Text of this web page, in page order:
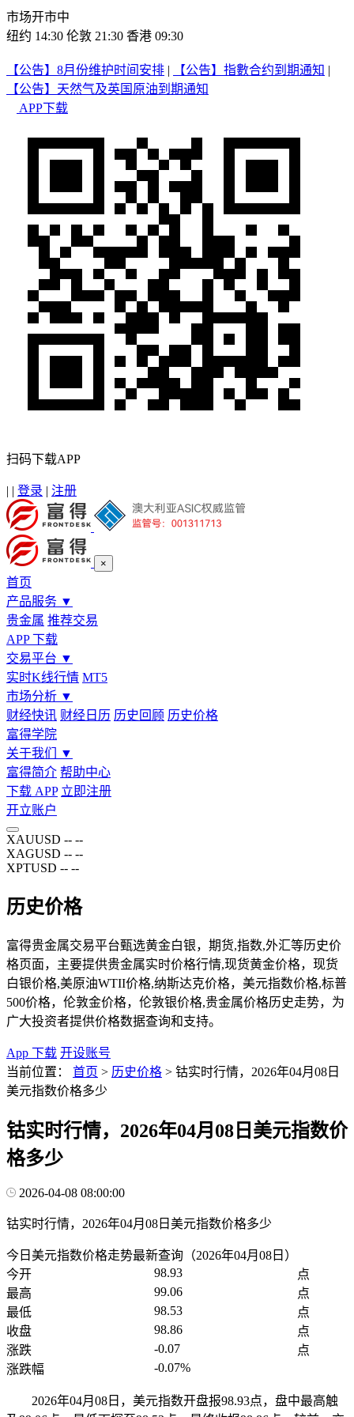
市场开市中
纽约 14:30 伦敦 21:30 香港 09:30
【公告】8月份维护时间安排 | 【公告】指數合约到期通知 |
【公告】天然气及英国原油到期通知
APP下载
扫码下载APP
| | 登录 | 注册
×
首页
产品服务 ▼
贵金属 推荐交易
APP 下载
交易平台 ▼
实时K线行情 MT5
市场分析 ▼
财经快讯 财经日历 历史回顾 历史价格
富得学院
关于我们
▼
富得简介 帮助中心
下载 APP 立即注册
开立账户
XAUUSD -- --
XAGUSD -- --
XPTUSD -- --
历史价格
富得贵金属交易平台甄选黄金白银，期货,指数,外汇等历史价
格页面，主要提供贵金属实时价格行情,现货黄金价格，现货
白银价格,美原油WTII价格,纳斯达克价格，美元指数价格,标普
500价格，伦敦金价格，伦敦银价格,贵金属价格历史走势，为
广大投资者提供价格数据查询和支持。
App 下载 开设账号
当前位置：
首页 > 历史价格 > 钴实时行情，2026年04月08日
美元指数价格多少
钴实时行情，2026年04月08日美元指数价
格多少
2026-04-08 08:00:00
钴实时行情，2026年04月08日美元指数价格多少
今日美元指数价格走势最新查询（2026年04月08日）
今开
98.93
点
最高
99.06
点
最低
98.53
点
收盘
98.86
点
涨跌
-0.07
点
涨跌幅
-0.07%
2026年04月08日，美元指数开盘报98.93点，盘中最高触